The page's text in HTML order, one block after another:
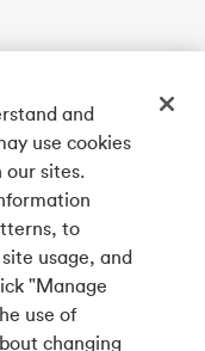
and
use cookies
our sites.
to
usage, and
"Manage
use of
changing